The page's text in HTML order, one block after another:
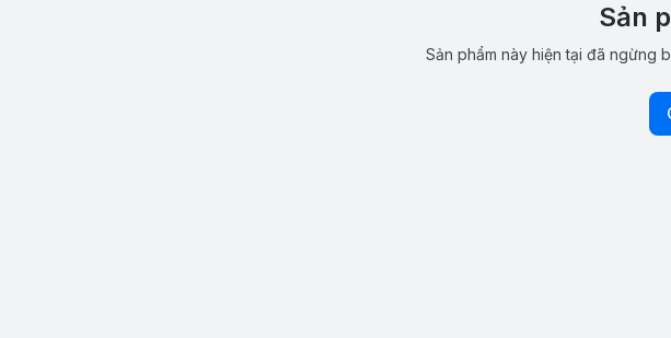
Sản
Sản phẩm này hiện tại đã ngừng